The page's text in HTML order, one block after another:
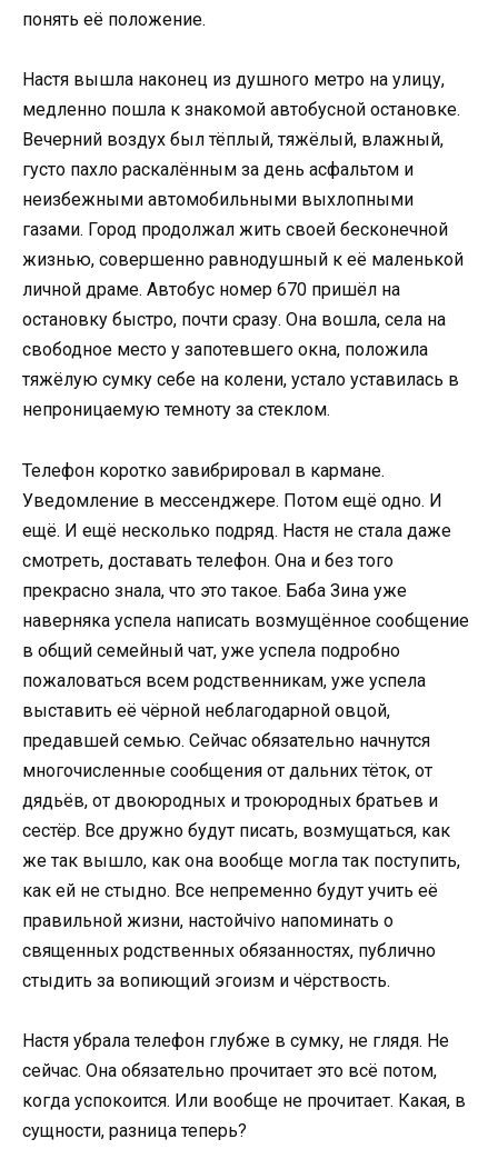
понять её положение.
Настя вышла наконец из душного метро на улицу,
медленно пошла к знакомой автобусной остановке.
Вечерний воздух был тёплый, тяжёлый, влажный,
густо пахло раскалённым за день асфальтом и
неизбежными автомобильными выхлопными
газами. Город продолжал жить своей бесконечной
жизнью, совершенно равнодушный к её маленькой
личной драме. Автобус номер 670 пришёл на
остановку быстро, почти сразу. Она вошла, села на
свободное место у запотевшего окна, положила
тяжёлую сумку себе на колени, устало уставилась в
непроницаемую темноту за стеклом.
Телефон коротко завибрировал в кармане.
Уведомление в мессенджере. Потом ещё одно. И
ещё. И ещё несколько подряд. Настя не стала даже
смотреть, доставать телефон. Она и без того
прекрасно знала, что это такое. Баба Зина уже
наверняка успела написать возмущённое сообщение
в общий семейный чат, уже успела подробно
пожаловаться всем родственникам, уже успела
выставить её чёрной неблагодарной овцой,
предавшей семью. Сейчас обязательно начнутся
многочисленные сообщения от дальних тёток, от
дядьёв, от двоюродных и троюродных братьев и
сестёр. Все дружно будут писать, возмущаться, как
же так вышло, как она вообще могла так поступить,
как ей не стыдно. Все непременно будут учить её
правильной жизни, настойчivo напоминать о
священных родственных обязанностях, публично
стыдить за вопиющий эгоизм и чёрствость.
Настя убрала телефон глубже в сумку, не глядя. Не
сейчас. Она обязательно прочитает это всё потом,
когда успокоится. Или вообще не прочитает. Какая, в
сущности, разница теперь?